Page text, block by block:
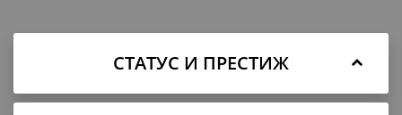
СТАТУС И ПРЕСТИЖ